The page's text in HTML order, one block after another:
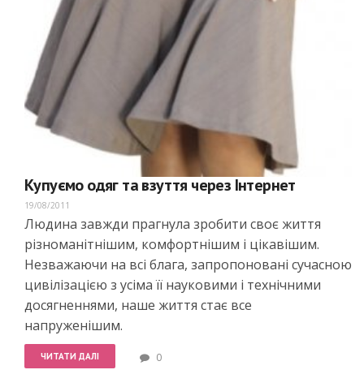
Купуємо одяг та взуття через Інтернет
19/08/2011
Людина завжди прагнула зробити своє життя
різноманітнішим, комфортнішим і цікавішим.
Незважаючи на всі блага, запропоновані сучасною
цивілізацією з усіма її науковими і технічними
досягненнями, наше життя стає все
напруженішим.
ЧИТАТИ ДАЛІ 0